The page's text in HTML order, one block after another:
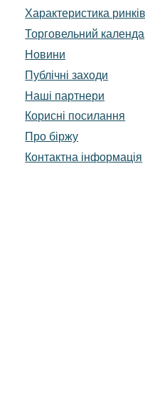
Характеристика pинків
Торговельний
Новини
Публічні заходи
Наші партнери
Корисні посилання
Про біржу
Контактна інформація